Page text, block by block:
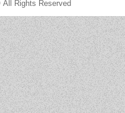
Rights Reserved